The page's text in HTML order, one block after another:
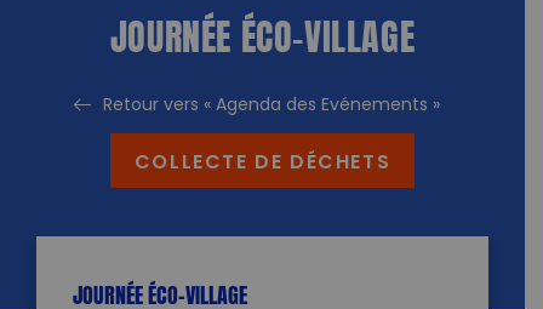
JOURNÉE ÉCO-VILLAGE
Retour vers « Agenda des Evénements »
COLLECTE DE DÉCHETS
JOURNÉE ÉCO-VILLAGE